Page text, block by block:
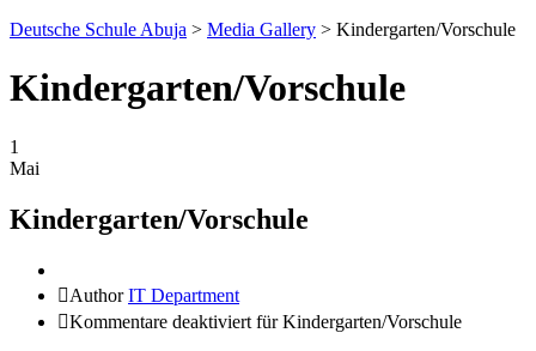
Deutsche Schule Abuja > Media Gallery > Kindergarten/Vorschule
Kindergarten/Vorschule
1
Mai
Kindergarten/Vorschule
AuthorIT Department
Kommentare deaktiviert für Kindergarten/Vorschule